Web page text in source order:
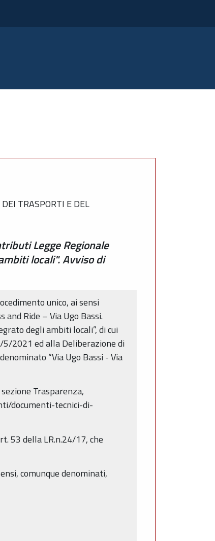
TRASPORTI E DEL
Legge Regionale
locali". Avviso di
unico, ai sensi
Ride – Via Ugo Bassi.
degli ambiti locali”, di cui
2021 ed alla Deliberazione di
“Via Ugo Bassi - Via
Trasparenza,
documenti-tecnici-di-
53 della LR.n.24/17, che
comunque denominati,